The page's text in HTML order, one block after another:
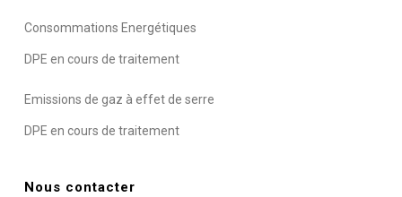
Consommations Energétiques
DPE en cours de traitement
Emissions de gaz à effet de serre
DPE en cours de traitement
Nous contacter